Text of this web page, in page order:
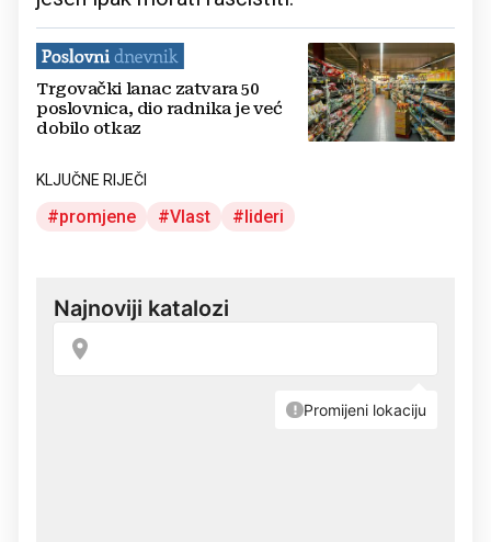
Trgovački lanac zatvara 50
poslovnica, dio radnika je već
dobilo otkaz
KLJUČNE RIJEČI
promjene Vlast lideri